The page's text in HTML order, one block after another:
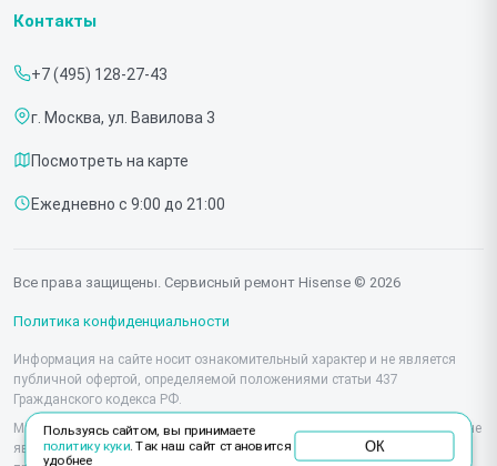
Срочный ремонт
Доставка и способы оплаты
Диагностика
Контакты
Телевизоров
Проекторов
Контакты
+7 (495) 128-27-43
г. Москва, ул. Вавилова 3
Посмотреть на карте
Ежедневно с 9:00 до 21:00
Все права защищены. Сервисный ремонт Hisense © 2026
Политика конфиденциальности
Информация на сайте носит ознакомительный характер и не является
публичной офертой, определяемой положениями статьи 437
Гражданского кодекса РФ.
Мы специализируемся на обслуживании и ремонте техники Hisense, но не
являемся их официальным представителем. Предоставляем
Пользуясь сайтом, вы принимаете
политику куки. Так наш сайт становится
удобнее
ОК